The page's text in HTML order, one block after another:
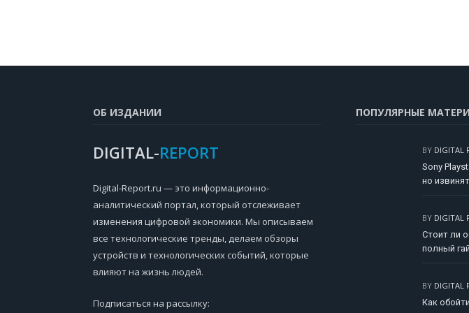
ОБ ИЗДАНИИ
DIGITAL-REPORT
Digital-Report.ru — это информационно-
аналитический портал, который отслеживает
изменения цифровой экономики. Мы описываем
все технологические тренды, делаем обзоры
устройств и технологических событий, которые
влияют на жизнь людей.
Подписаться на рассылку:
ПОПУЛЯРНЫЕ
BY DIGITAL
Sony
но
BY DIGITAL
Стоит ли
полный
BY DIGITAL
Как